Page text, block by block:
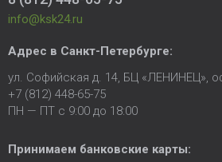
info@ksk24.ru
Адрес в Санкт-Петербурге:
ул. Софийская д. 14, БЦ «ЛЕНИНЕЦ»,
+7 (812) 448-65-75
ПН — ПТ с 9:00 до 18:00
Принимаем банковские карты: